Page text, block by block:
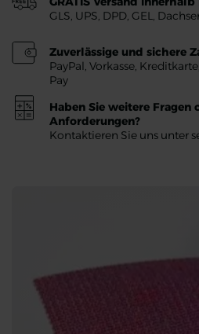
GLS, UPS, DPD, GEL,
Zuverlässige und sichere
PayPal, Vorkasse,
Pay
Haben Sie weitere Fragen
Anforderungen?
Kontaktieren Sie uns unter